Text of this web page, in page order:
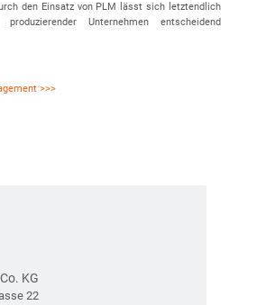
den Einsatz von PLM lässt sich letztendlich
Unternehmen entscheidend
>>>
KG
22